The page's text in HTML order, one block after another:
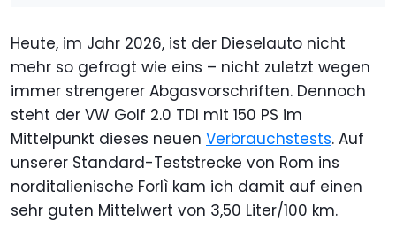
Heute, im Jahr 2026, ist der Dieselauto nicht
mehr so gefragt wie eins – nicht zuletzt wegen
immer strengerer Abgasvorschriften. Dennoch
steht der VW Golf 2.0 TDI mit 150 PS im
Mittelpunkt dieses neuen Verbrauchstests. Auf
unserer Standard-Teststrecke von Rom ins
norditalienische Forlì kam ich damit auf einen
sehr guten Mittelwert von 3,50 Liter/100 km.